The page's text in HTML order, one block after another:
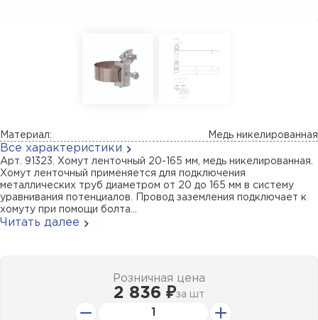
Материал: Медь никелированная
Все характеристики
Арт. 91323. Хомут ленточный 20-165 мм, медь никелированная.
Хомут ленточный применяется для подключения
металлических труб диаметром от 20 до 165 мм в систему
уравнивания потенциалов. Провод заземления подключает к
хомуту при помощи болта...
Читать далее
Розничная цена
2 836 ₽за шт